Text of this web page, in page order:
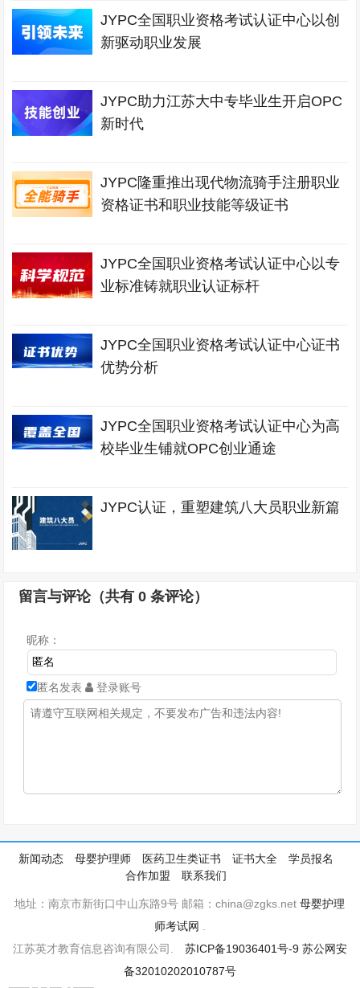
JYPC全国职业资格考试认证中心以创
新驱动职业发展
JYPC助力江苏大中专毕业生开启OPC
新时代
JYPC隆重推出现代物流骑手注册职业
资格证书和职业技能等级证书
JYPC全国职业资格考试认证中心以专
业标准铸就职业认证标杆
JYPC全国职业资格考试认证中心证书
优势分析
JYPC全国职业资格考试认证中心为高
校毕业生铺就OPC创业通途
JYPC认证，重塑建筑八大员职业新篇
留言与评论（共有0 条评论）
昵称：
匿名发表 登录账号
新闻动态 母婴护理师 医药卫生类证书 证书大全
学员报名
合作加盟
联系我们
地址：南京市新街口中山东路9号 邮箱：china@zgks.net母婴护理
师考试网 .
江苏英才教育信息咨询有限公司. 苏ICP备19036401号-9 苏公网安
备32010202010787号